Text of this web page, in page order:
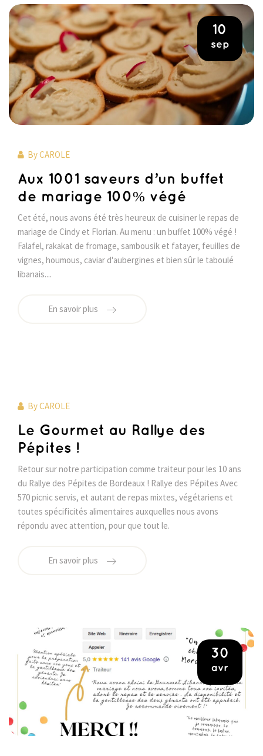
10
sep
ByCAROLE
Aux 1001 saveurs d’un buffet
de mariage 100% végé
Cet été, nous avons été très heureux de cuisiner le repas de
mariage de Cindy et Florian. Au menu : un buffet 100% végé !
Falafel, rakakat de fromage, sambousik et fatayer, feuilles de
vignes, houmous, caviar d'aubergines et bien sûr le taboulé
libanais....
En savoir plus
ByCAROLE
Le Gourmet au Rallye des
Pépites !
Retour sur notre participation comme traiteur pour les 10 ans
du Rallye des Pépites de Bordeaux ! Rallye des Pépites Avec
570 picnic servis, et autant de repas mixtes, végétariens et
toutes spécificités alimentaires auxquelles nous avons
répondu avec attention, pour que tout le.
En savoir plus
30
avr